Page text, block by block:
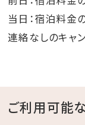
当日：宿泊料金
連絡なしのキャ
ご利用可能